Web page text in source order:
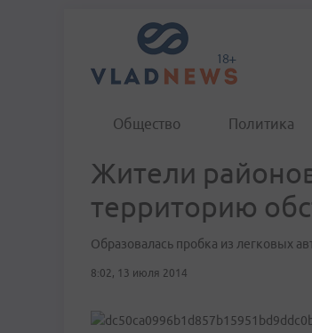
Общество Политика
Жители
территорию
Образовалась пробка из легковых
8:02, 13 июля 2014